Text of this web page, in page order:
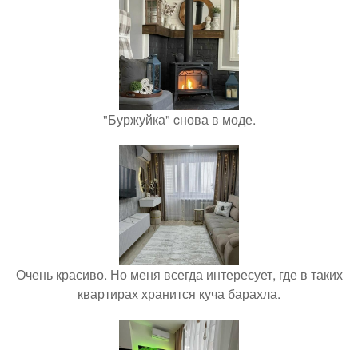
"Буржуйка" cнова в моде.
Очень красиво. Но меня всегда интересует, где в таких
квартирах хранится куча барахла.